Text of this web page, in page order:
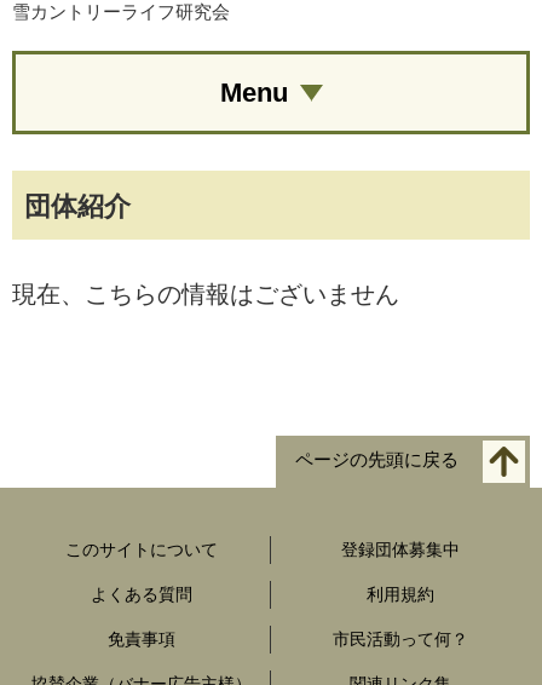
雪カントリーライフ研究会
団体紹介
現在、こちらの情報はございません
Menu
ページの先頭に戻る
このサイトについて 登録団体募集中
よくある質問 利用規約
免責事項 市民活動って何？